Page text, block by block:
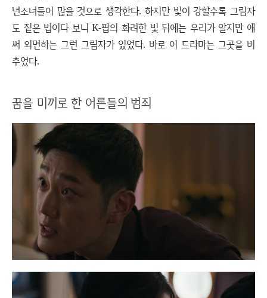
년소녀들이 많을 것으로 생각한다. 하지만 빛이 강할수록 그림자
도 짙은 법이다 보니 K-팝의 화려한 빛 뒤에는 우리가 알지만 애
써 외면하는 그런 그림자가 있었다. 바로 이 드라마는 그곳을 비
추었다.
꿈을 미끼로 한 어른들의 범죄